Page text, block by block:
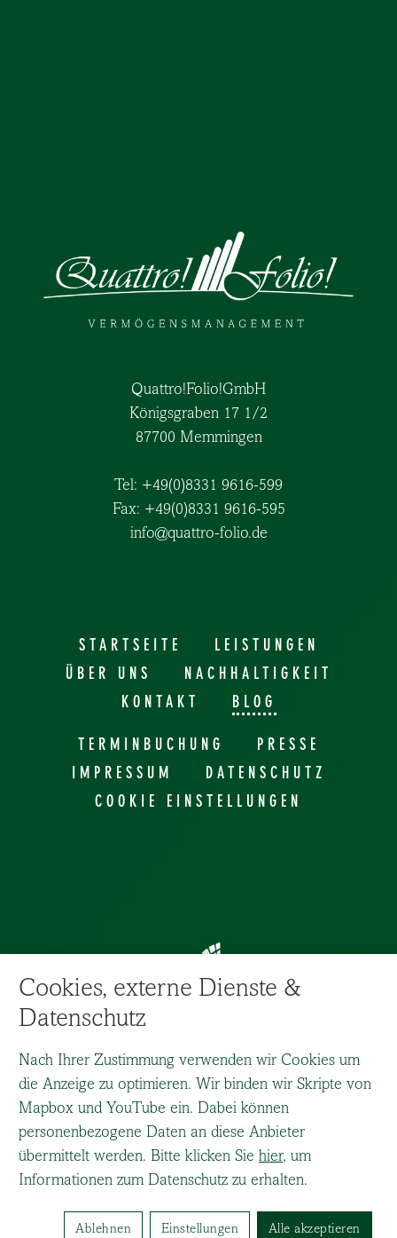
Quattro!Folio!GmbH
Königsgraben 17 1/2
87700 Memmingen
Tel: +49(0)8331 9616-599
Fax: +49(0)8331 9616-595
info@quattro-folio.de
STARTSEITE
LEISTUNGEN
ÜBER UNS
NACHHALTIGKEIT
KONTAKT
BLOG
TERMINBUCHUNG
PRESSE
IMPRESSUM
DATENSCHUTZ
COOKIE EINSTELLUNGEN
Cookies, externe Dienste &
Datenschutz
Nach Ihrer Zustimmung verwenden wir Cookies um
die Anzeige zu optimieren. Wir binden wir Skripte von
Mapbox und YouTube ein. Dabei können
personenbezogene Daten an diese Anbieter
übermittelt werden. Bitte klicken Sie hier, um
Informationen zum Datenschutz zu erhalten.
Ablehnen Einstellungen Alle akzeptieren